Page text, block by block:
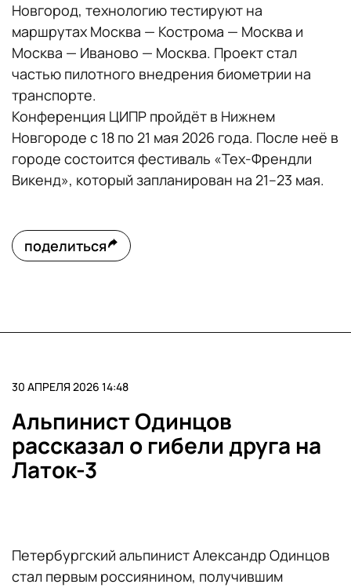
Новгород, технологию тестируют на
маршрутах Москва — Кострома — Москва и
Москва — Иваново — Москва. Проект стал
частью пилотного внедрения биометрии на
транспорте.
Конференция ЦИПР пройдёт в Нижнем
Новгороде с 18 по 21 мая 2026 года. После неё в
городе состоится фестиваль «Тех-Френдли
Викенд», который запланирован на 21–23 мая.
поделиться
30 АПРЕЛЯ 2026 14:48
Альпинист Одинцов
рассказал о гибели друга на
Латок-3
Петербургский альпинист Александр Одинцов
стал первым россиянином, получившим